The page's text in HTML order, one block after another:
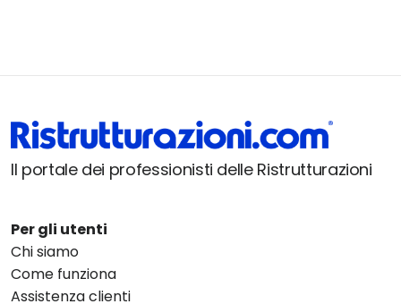
Il portale dei professionisti delle Ristrutturazioni
Per gli utenti
Chi siamo
Come funziona
Assistenza clienti